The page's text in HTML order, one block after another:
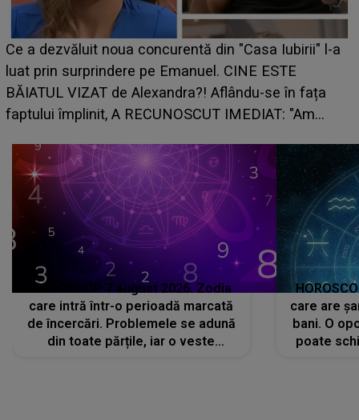
concurentă din "Casa Iubirii" l-a
pe Emanuel. CINE ESTE
Aflându-se în fața
IMEDIAT: "Am
HOROSCOP de
care riscă să
grabă îi aduce
planurile peste cap
HOROSCOP 7 august 2026. Zodia
care intră într-o perioadă marcată
de încercări. Problemele se adună
din toate părțile, iar o veste
care are
bani. O
poate